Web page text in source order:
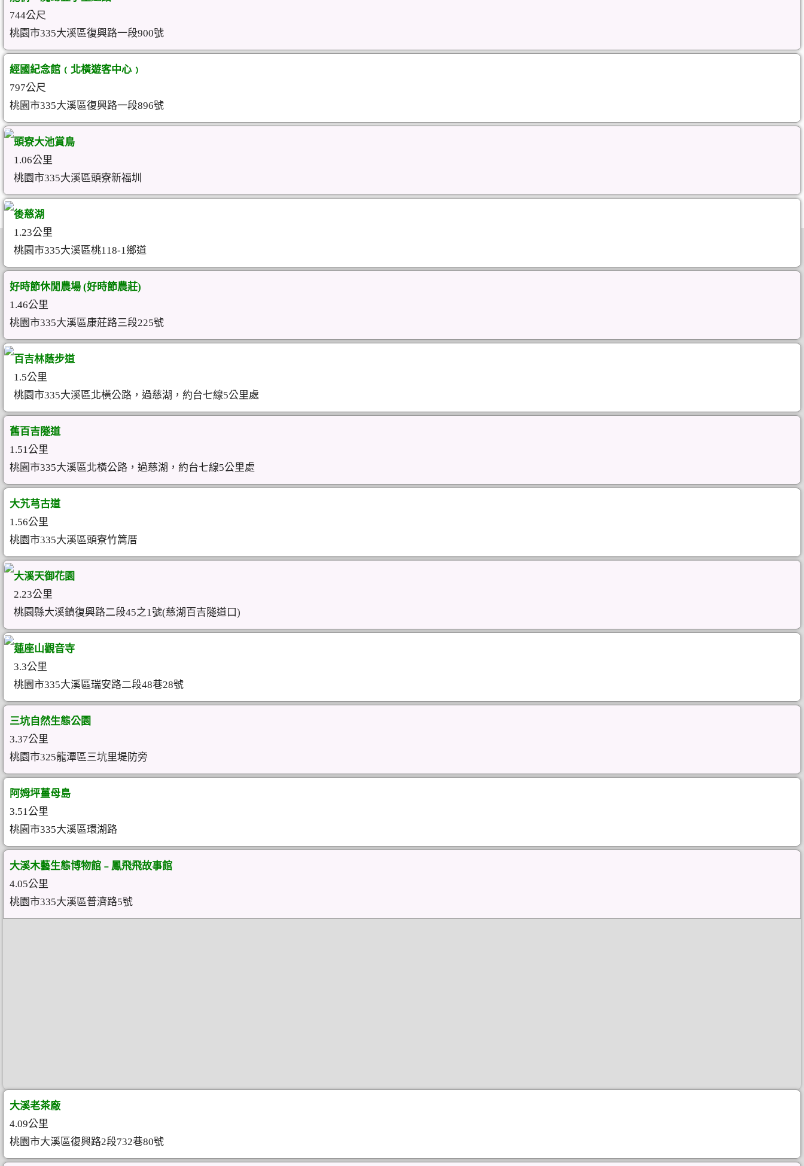
744公尺
桃園市335大溪區復興路一段900號
經國紀念館﹙北橫遊客中心﹚
797公尺
桃園市335大溪區復興路一段896號
頭寮大池賞鳥
1.06公里
桃園市335大溪區頭寮新福圳
後慈湖
1.23公里
桃園市335大溪區桃118-1鄉道
好時節休閒農場 (好時節農莊)
1.46公里
桃園市335大溪區康莊路三段225號
百吉林蔭步道
1.5公里
桃園市335大溪區北橫公路，過慈湖，約台七線5公里處
舊百吉隧道
1.51公里
桃園市335大溪區北橫公路，過慈湖，約台七線5公里處
大艽芎古道
1.56公里
桃園市335大溪區頭寮竹篙厝
大溪天御花園
2.23公里
桃園縣大溪鎮復興路二段45之1號(慈湖百吉隧道口)
蓮座山觀音寺
3.3公里
桃園市335大溪區瑞安路二段48巷28號
三坑自然生態公園
3.37公里
桃園市325龍潭區三坑里堤防旁
阿姆坪薑母島
3.51公里
桃園市335大溪區環湖路
大溪木藝生態博物館﹣鳳飛飛故事館
4.05公里
桃園市335大溪區普濟路5號
大溪老茶廠
4.09公里
桃園市大溪區復興路2段732巷80號